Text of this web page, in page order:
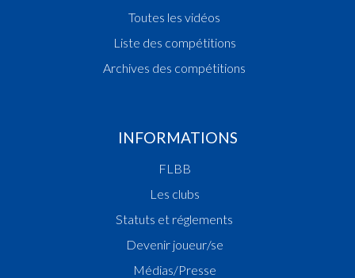
Toutes les vidéos
Liste des compétitions
Archives des compétitions
INFORMATIONS
FLBB
Les clubs
Statuts et réglements
Devenir joueur/se
Médias/Presse